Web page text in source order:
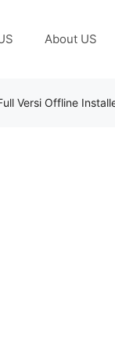
About US
Versi Offline